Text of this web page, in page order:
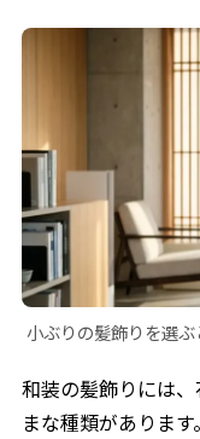
小ぶりの髪飾りを選
和装の髪飾りには
まな種類がありま